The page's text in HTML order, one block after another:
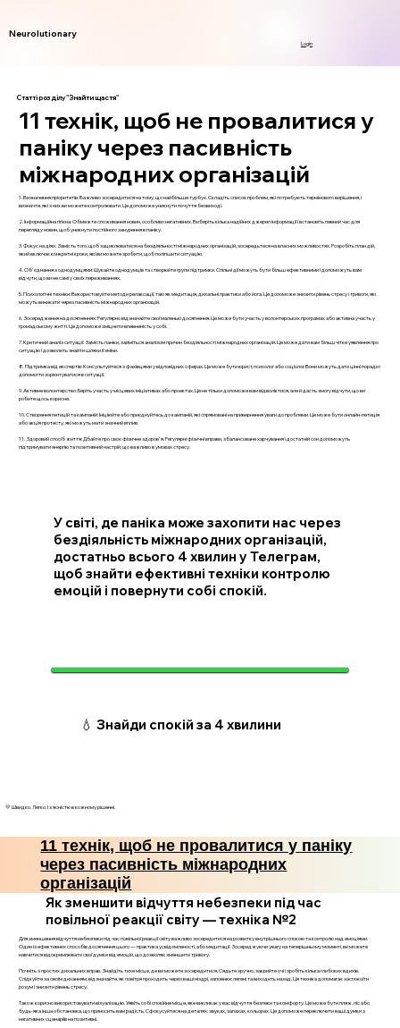
Neurolutionary
Login
Статті розділу "Знайти щастя"
11 технік, щоб не провалитися у
паніку через пасивність
міжнародних організацій
1. Визначення пріоритетів: Важливо зосередитися на тому, що найбільше турбує. Складіть список проблем, які потребують термінового вирішення, і
визначте, які з них ви можете контролювати. Це допоможе уникнути почуття безвиході.
2. Інформаційна гігієна: Обмежте споживання новин, особливо негативних. Виберіть кілька надійних джерел інформації і встановіть певний час для
перегляду новин, щоб уникнути постійного занурення в паніку.
3. Фокус на діях: Замість того, щоб зациклюватися на бездіяльності міжнародних організацій, зосередьтеся на власних можливостях. Розробіть план дій,
який включає конкретні кроки, які ви можете зробити, щоб поліпшити ситуацію.
4. Об'єднання з однодумцями: Шукайте однодумців та створюйте групи підтримки. Спільні дії можуть бути більш ефективними і допоможуть вам
відчути, що ви не самі у своїх переживаннях.
5. Психологічні техніки: Використовуйте методи релаксації, такі як медитація, дихальні практики або йога. Це допоможе знизити рівень стресу і тривоги, які
можуть виникати через пасивність міжнародних організацій.
6. Зосередження на досягненнях: Регулярно відзначайте свої маленькі досягнення. Це може бути участь у волонтерських програмах або активна участь у
громадському житті. Це допоможе зміцнити впевненість у собі.
7. Критичний аналіз ситуації: Замість паніки, займіться аналізом причин бездіяльності міжнародних організацій. Це може дати вам більш чітке уявлення про
ситуацію і дозволить знайти шляхи її зміни.
8. Підтримка від експертів: Консультуйтеся з фахівцями у відповідних сферах. Це може бути юрист, психолог або соціолог. Вони можуть дати цінні поради і
допомогти зорієнтуватися в ситуації.
9. Активне волонтерство: Беріть участь у місцевих ініціативах або проектах. Це не тільки допоможе вам відволіктися, але й дасть змогу відчути, що ви
робите щось корисне.
10. Створення петицій та кампаній: Ініціюйте або приєднуйтесь до кампаній, які спрямовані на привернення уваги до проблеми. Це може бути онлайн-петиція
або акція протесту, які можуть мати значний вплив.
11. Здоровий спосіб життя: Дбайте про своє фізичне здоров'я. Регулярні фізичні вправи, збалансоване харчування і достатній сон допоможуть
підтримувати енергію та позитивний настрій, що важливо в умовах стресу.
У світі, де паніка може захопити нас через
бездіяльність міжнародних організацій,
достатньо всього 4 хвилин у Телеграм,
щоб знайти ефективні техніки контролю
емоцій і повернути собі спокій.
💧 Знайди спокій за 4 хвилини
💛 Швидко. Легко. І з ясністю в кожному рішенні.
11 технік, щоб не провалитися у паніку
через пасивність міжнародних
організацій
Як зменшити відчуття небезпеки під час
повільної реакції світу — техніка №2
Для зменшення відчуття небезпеки під час повільної реакції світу важливо зосередитися на розвитку внутрішнього спокою та контролю над емоціями.
Один із ефективних способів досягнення цього — практика усвідомленості, або медитації. Зосереджуючи увагу на теперішньому моменті, ви можете
навчитися відокремлювати свої думки від емоцій, що дозволяє зменшити тривогу.
Почніть з простих дихальних вправ. Знайдіть тихе місце, де ви можете зосередитися. Сядьте зручно, закрийте очі і зробіть кілька глибоких вдихів.
Слідкуйте за своїм диханням, відзначайте, як повітря проходить через ваші ніздрі, заповнює легені та виходить назад. Ця техніка допомагає заспокоїти
розум і знизити рівень стресу.
Також корисно використовувати візуалізацію. Уявіть собі спокійне місце, яке викликає у вас відчуття безпеки та комфорту. Це може бути пляж, ліс або
будь-яка інша обстановка, що приносить вам радість. Сфокусуйтеся на деталях: звуках, запахах, кольорах. Це допоможе переключити ваші думки з
негативних сценаріїв на позитивні.